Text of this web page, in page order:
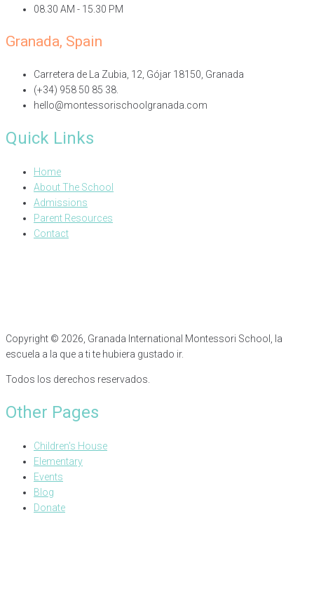
08.30 AM - 15.30 PM
Granada, Spain
Carretera de La Zubia, 12, Gójar 18150, Granada
(+34) 958 50 85 38.
hello@montessorischoolgranada.com
Quick Links
Home
About The School
Admissions
Parent Resources
Contact
Copyright © 2026, Granada International Montessori School, la
escuela a la que a ti te hubiera gustado ir.
Todos los derechos reservados.
Other Pages
Children's House
Elementary
Events
Blog
Donate